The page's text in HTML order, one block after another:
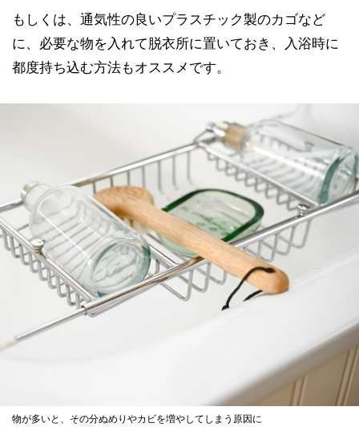
もしくは、通気性の良いプラスチック製のカゴなど
に、必要な物を入れて脱衣所に置いておき、入浴時に
都度持ち込む方法もオススメです。
物が多いと、その分ぬめりやカビを増やしてしまう原因に